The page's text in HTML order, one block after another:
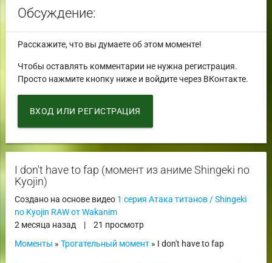
Обсуждение:
Расскажите, что вы думаете об этом моменте!
Чтобы оставлять комментарии не нужна регистрация.
Просто нажмите кнопку ниже и войдите через ВКонтакте.
ВХОД ИЛИ РЕГИСТРАЦИЯ
I don't have to fap (момент из аниме Shingeki no
Kyojin)
Создано на основе видео 1 серия Атака титанов / Shingeki
no Kyojin RAW от Wakanim
2 месяца назад
|
21 просмотр
Моменты » Трогательный момент» I don't have to fap